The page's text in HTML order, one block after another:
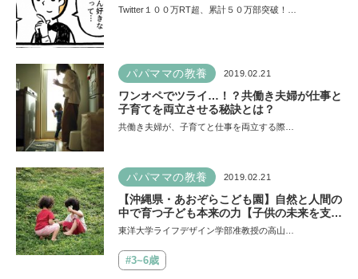
Twitter１００万RT超、累計５０万部突破！…
パパママの教養 2019.02.21
ワンオペでツライ…！？共働き夫婦が仕事と
子育てを両立させる秘訣とは？
共働き夫婦が、子育てと仕事を両立する際…
パパママの教養 2019.02.21
【沖縄県・あおぞらこども園】自然と人間の
中で育つ子ども本来の力【子供の未来を支え
る場所５】
東洋大学ライフデザイン学部准教授の高山…
#3~6歳